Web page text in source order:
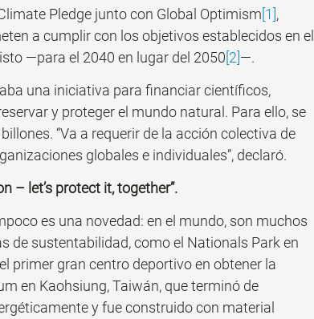
Pledge junto con Global Optimism[1],
a cumplir con los objetivos establecidos en el
—para el 2040 en lugar del 2050[2]—.
una iniciativa para financiar científicos,
y proteger el mundo natural. Para ello, se
“Va a requerir de la acción colectiva de
globales e individuales”, declaró.
– let’s protect it, together”.
es una novedad: en el mundo, son muchos
de sustentabilidad, como el Nationals Park en
primer gran centro deportivo en obtener la
en Kaohsiung, Taiwán, que terminó de
y fue construido con material